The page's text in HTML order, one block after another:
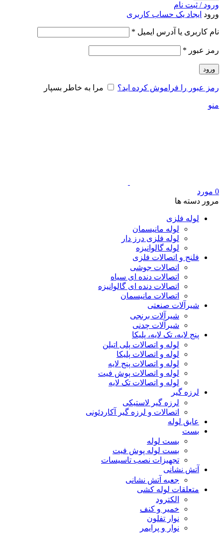
ورود / ثبت نام
ورود ایجاد یک حساب کاربری
نام کاربری یا آدرس ایمیل *
رمز عبور *
ورود
رمز عبور را فراموش کرده اید؟ مرا به خاطر بسپار
منو
0 مورد
مرور دسته ها
لوله فلزی
لوله مانیسمان
لوله فلزی درز دار
لوله گالوانیزه
فلنج و اتصالات فلزی
اتصالات جوشی
اتصالات دنده ای سیاه
اتصالات دنده ای گالوانیزه
اتصالات مانیسمان
شیرآلات صنعتی
شیرآلات برنجی
شیرآلات چدنی
پنج لایه، تک لایه، پلیکا
لوله و اتصالات پلی اتیلن
لوله و اتصالات پلیکا
لوله و اتصالات پنج لایه
لوله و اتصالات پوش فیت
لوله و اتصالات تک لایه
لرزه گیر
لرزه گیر لاستیکی
اتصالات و لرزه گیر آکاردئونی
عایق لوله
بست
بست لوله
بست لوله پوش فیت
تجهیزات نصب تاسیسات
آتش نشانی
جعبه آتش نشانی
متعلقات لوله کشی
الکترود
خمیر و کنف
نوار تفلون
نوار و پرایمر